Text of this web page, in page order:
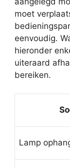
moet
eenvoudig.
hieronder
uiteraard
bereiken.
Lamp